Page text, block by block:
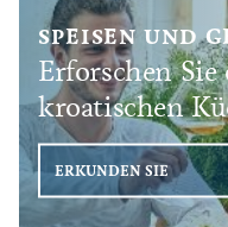
SPEISEN UND
Erforschen
kroatischen
ERKUNDEN SIE